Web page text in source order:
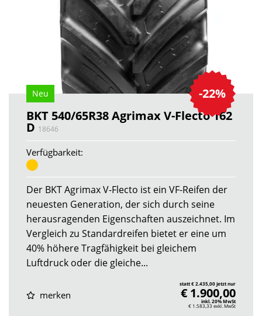
-22%
Neu
BKT 540/65R38 Agrimax V-Flecto 162
D 18646
Verfügbarkeit:
Der BKT Agrimax V-Flecto ist ein VF-Reifen der
neuesten Generation, der sich durch seine
herausragenden Eigenschaften auszeichnet. Im
Vergleich zu Standardreifen bietet er eine um
40% höhere Tragfähigkeit bei gleichem
Luftdruck oder die gleiche...
merken
statt € 2.435,00 jetzt nur
€ 1.900,00
inkl. 20% MwSt
€ 1.583,33 exkl. MwSt